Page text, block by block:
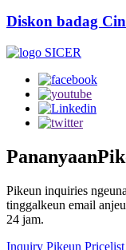
Diskon badag
Pananyaan
Pikeun inquiries
tinggalkeun email
24 jam.
Inquiry Pikeun Pricelist